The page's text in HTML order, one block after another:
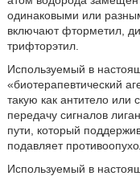
одинаковыми или
включают фторметил,
трифторэтил.
Используемый в
«биотерапевтический
такую как антитело или
передачу сигналов
пути, который
подавляет
Используемый в